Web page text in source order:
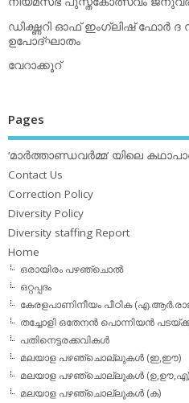
ഡിക്ഷ്ണറി ഓഫ് ഇംഗ്ലിഷ് ഫോര്‍
ഉപോദ്ഘാതം
വേറാക്കൂറ്
Pages
‘മാര്‍ത്താണ്ഡവര്‍മ്മ’ യിലെ
Contact Us
Correction Policy
Diversity Policy
Diversity staffing Report
Home
ഒരായിരം പഴഞ്ചൊല്‍
ഒറ്റപ്പദം
കേരളപാണിനീയം പീഠിക
തച്ചോളി ഒതേനൻ പൊന്നിയൻ
പതിനെട്ടരക്കവികള്‍
മലയാള പഴഞ്ചൊല്ലുകള്‍ (ഇ,ഈ)
മലയാള പഴഞ്ചൊല്ലുകള്‍ (ഉ,ഊ,എ)
മലയാള പഴഞ്ചൊല്ലുകള്‍ (ക)